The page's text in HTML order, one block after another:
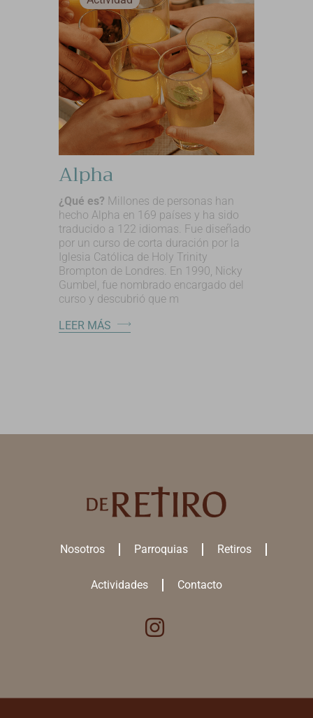
Alpha
¿Qué es? Millones de personas han
hecho Alpha en 169 países y ha sido
traducido a 122 idiomas. Fue diseñado
por un curso de corta duración por la
Iglesia Católica de Holy Trinity
Brompton de Londres. En 1990, Nicky
Gumbel, fue nombrado encargado del
curso y descubrió que m
LEER MÁS
Nosotros Parroquias Retiros
Actividades Contacto